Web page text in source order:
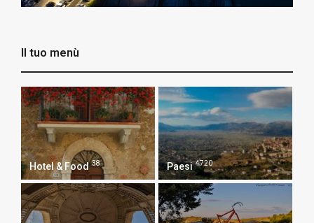
Il tuo menù
Hotel & Food 38 Paesi 4720